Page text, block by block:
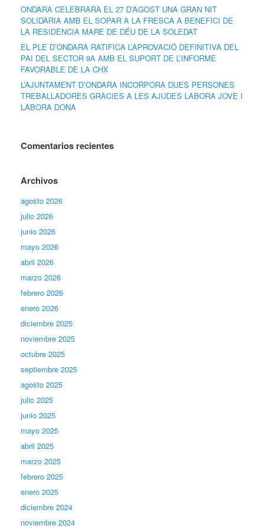
ONDARA CELEBRARÀ EL 27 D’AGOST UNA GRAN NIT
SOLIDÀRIA AMB EL SOPAR A LA FRESCA A BENEFICI DE
LA RESIDÈNCIA MARE DE DÉU DE LA SOLEDAT
EL PLE D’ONDARA RATIFICA L’APROVACIÓ DEFINITIVA DEL
PAI DEL SECTOR 9A AMB EL SUPORT DE L’INFORME
FAVORABLE DE LA CHX
L’AJUNTAMENT D’ONDARA INCORPORA DUES PERSONES
TREBALLADORES GRÀCIES A LES AJUDES LABORA JOVE I
LABORA DONA
Comentarios recientes
Archivos
agosto 2026
julio 2026
junio 2026
mayo 2026
abril 2026
marzo 2026
febrero 2026
enero 2026
diciembre 2025
noviembre 2025
octubre 2025
septiembre 2025
agosto 2025
julio 2025
junio 2025
mayo 2025
abril 2025
marzo 2025
febrero 2025
enero 2025
diciembre 2024
noviembre 2024